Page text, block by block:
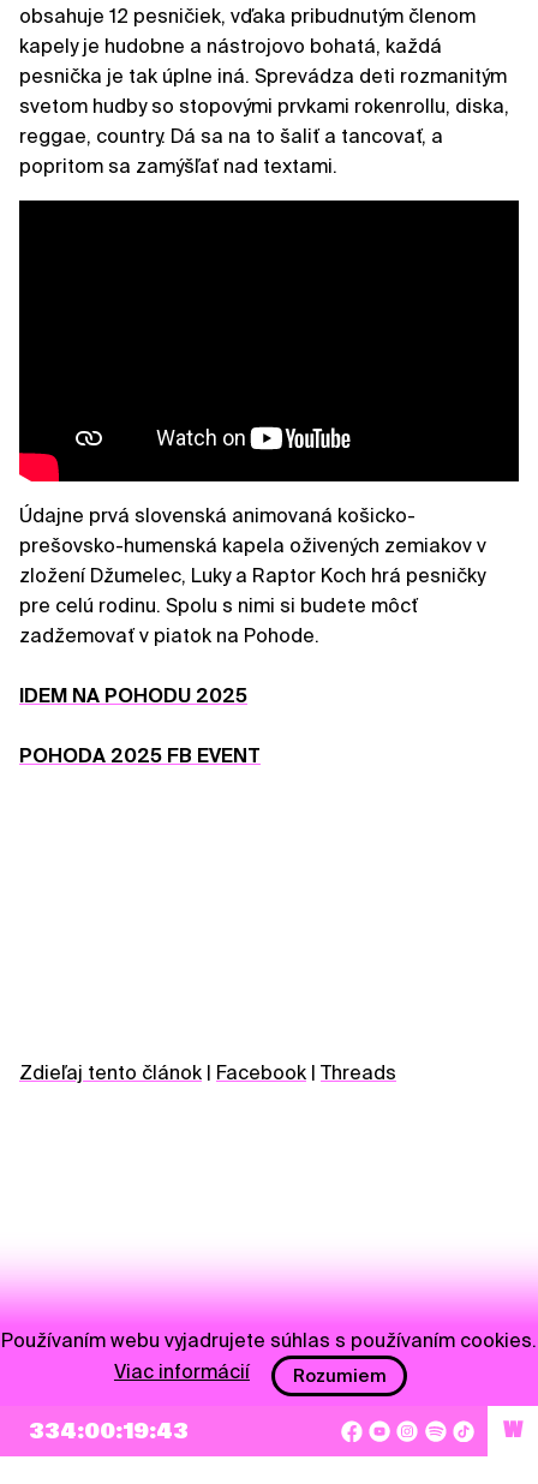
obsahuje 12 pesničiek, vďaka pribudnutým členom
kapely je hudobne a nástrojovo bohatá, každá
pesnička je tak úplne iná. Sprevádza deti rozmanitým
svetom hudby so stopovými prvkami rokenrollu, diska,
reggae, country. Dá sa na to šaliť a tancovať, a
popritom sa zamýšľať nad textami.
Údajne prvá slovenská animovaná košicko-
prešovsko-humenská kapela oživených zemiakov v
zložení Džumelec, Luky a Raptor Koch hrá pesničky
pre celú rodinu. Spolu s nimi si budete môcť
zadžemovať v piatok na Pohode.
IDEM NA POHODU 2025
POHODA 2025 FB EVENT
Zdieľaj tento článok | Facebook | Threads
NEWSLETTER
334:00:19:43 W
Používaním webu vyjadrujete súhlas s používaním cookies.
Viac informácií
Rozumiem